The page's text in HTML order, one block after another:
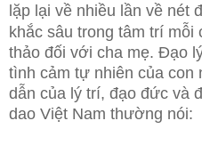
lặp lại về nhiều lần về nét
khắc sâu trong tâm trí
thảo đối với cha mẹ. Đạo
tình cảm tự nhiên của
dẫn của lý trí, đạo đức và
dao Việt Nam thường nói: